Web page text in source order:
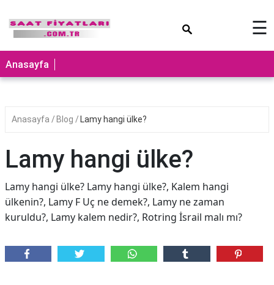
☰
Anasayfa
Anasayfa Blog Lamy hangi ülke?
Lamy hangi ülke?
Lamy hangi ülke? Lamy hangi ülke?, Kalem hangi
ülkenin?, Lamy F Uç ne demek?, Lamy ne zaman
kuruldu?, Lamy kalem nedir?, Rotring İsrail malı mı?